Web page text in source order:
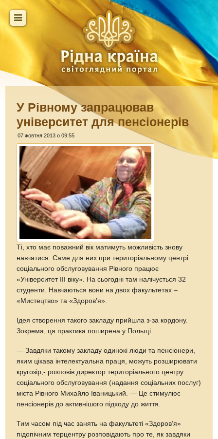
У Рівному запрацював
університет для пенсіонерів
07 жовтня 2013 о 09:55
Ті, хто має поважний вік матимуть можливість знову
навчатися. Саме для них при територіальному центрі
соціального обслуговування Рівного працює
«Університет ІІІ віку». На сьогодні там налічується 32
студенти. Навчаються вони на двох факультетах –
«Мистецтво» та «Здоров’я».
Ідея створення такого закладу прийшла з-за кордону.
Зокрема, ця практика поширена у Польщі.
— Завдяки такому закладу одинокі люди та пенсіонери,
яким цікава інтелектуальна праця, можуть розширювати
кругозір,- розповів директор територіального центру
соціального обслуговування (надання соціальних послуг)
міста Рівного Михайло Іваницький. — Це стимулює
пенсіонерів до активнішого підходу до життя.
Тим часом під час занять на факультеті «Здоров’я»
підопічним терцентру розповідають про те, як завдяки